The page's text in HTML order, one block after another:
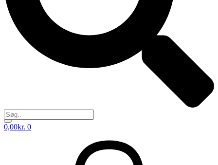
0,00kr. 0